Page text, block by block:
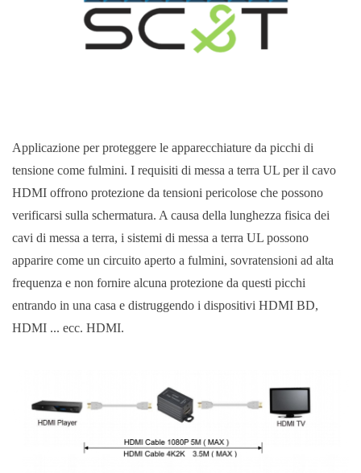
Applicazione per proteggere le apparecchiature da picchi di
tensione come fulmini. I requisiti di messa a terra UL per il cavo
HDMI offrono protezione da tensioni pericolose che possono
verificarsi sulla schermatura. A causa della lunghezza fisica dei
cavi di messa a terra, i sistemi di messa a terra UL possono
apparire come un circuito aperto a fulmini, sovratensioni ad alta
frequenza e non fornire alcuna protezione da questi picchi
entrando in una casa e distruggendo i dispositivi HDMI BD,
HDMI ... ecc. HDMI.